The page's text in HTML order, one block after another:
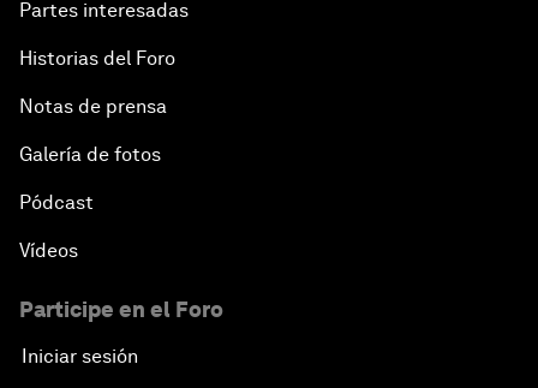
Partes interesadas
Historias del Foro
Notas de prensa
Galería de fotos
Pódcast
Vídeos
Participe en el Foro
Iniciar sesión